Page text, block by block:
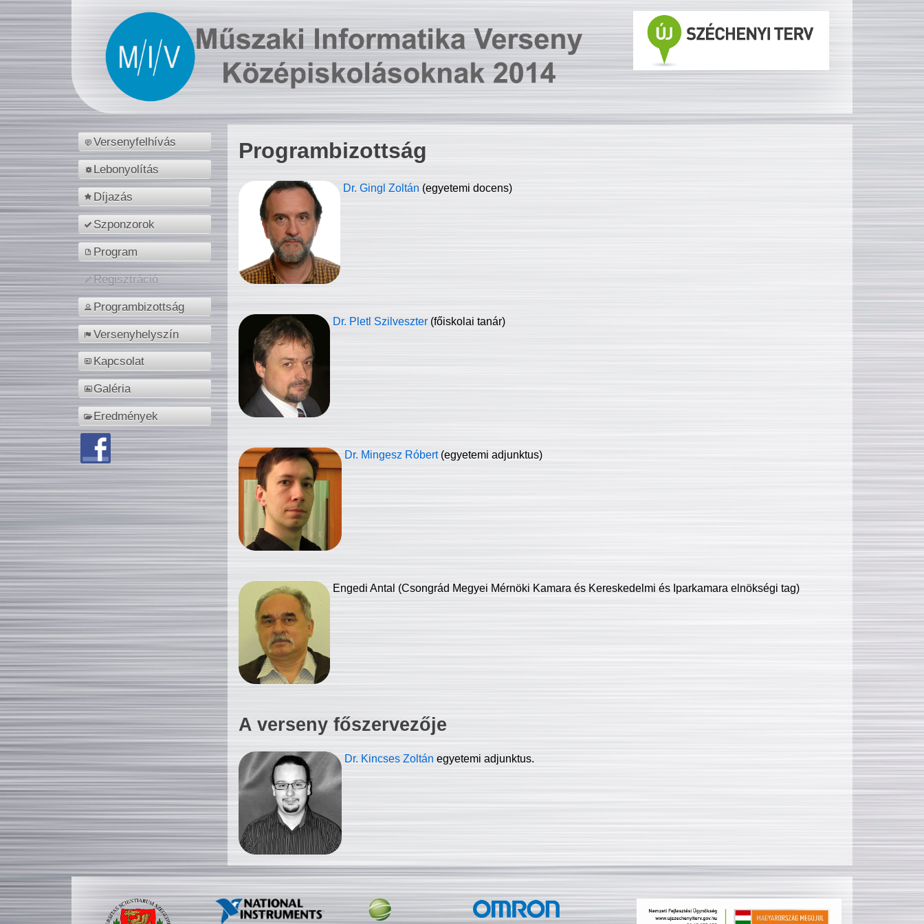
Versenyfelhívás
Lebonyolítás
Díjazás
Szponzorok
Program
Regisztráció
Programbizottság
Versenyhelyszín
Kapcsolat
Galéria
Eredmények
Programbizottság
Dr. Gingl Zoltán (egyetemi docens)
Dr. Pletl Szilveszter (főiskolai tanár)
Dr. Mingesz Róbert (egyetemi adjunktus)
Engedi Antal (Csongrád Megyei Mérnöki Kamara és Kereskedelmi és Iparkamara elnökségi tag)
A verseny főszervezője
Dr. Kincses Zoltán egyetemi adjunktus.